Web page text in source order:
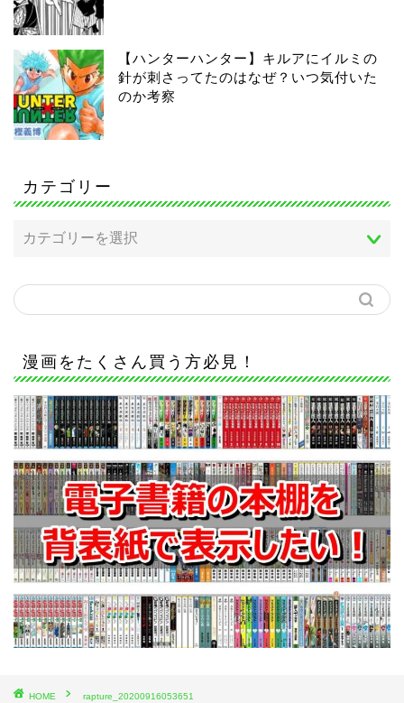
【ハンターハンター】キルアにイルミの
針が刺さってたのはなぜ？いつ気付いた
のか考察
カテゴリー
漫画をたくさん買う方必見！
HOME rapture_20200916053651